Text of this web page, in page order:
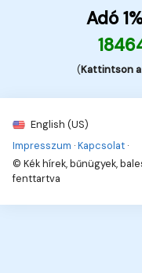
Adó
(Kattintson
English (US)
Impresszum ·Kapcsolat ·
© Kék hírek, bűnügyek,
fenttartva